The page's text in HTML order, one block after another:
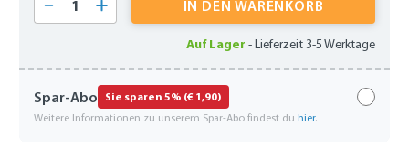
IN DEN WARENKORB
Auf Lager -Lieferzeit 3-5 Werktage
Spar-Abo Sie sparen 5% (€ 1,90)
Weitere Informationen zu unserem Spar-Abo findest du hier.